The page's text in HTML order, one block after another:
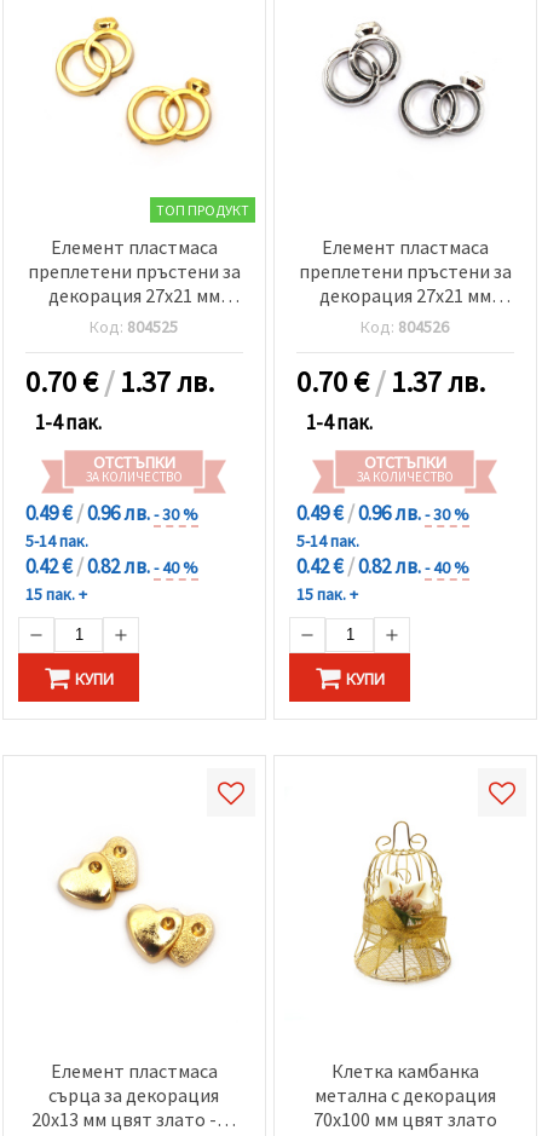
ТОП ПРОДУКТ
Елемент пластмаса
преплетени пръстени за
декорация 27x21 мм
цвят злато -10 броя
Код: 804525
0.70€/1.37 лв.
1-4 пак.
ОТСТЪПКИ
ЗА КОЛИЧЕСТВО
0.49 €/0.96 лв.- 30 %
5-14 пак.
0.42 €/0.82 лв.- 40 %
15 пак. +
КУПИ
Елемент пластмаса
преплетени пръстени за
декорация 27x21 мм
цвят сребро -10 броя
Код: 804526
0.70€/1.37 лв.
1-4 пак.
ОТСТЪПКИ
ЗА КОЛИЧЕСТВО
0.49 €/0.96 лв.- 30 %
5-14 пак.
0.42 €/0.82 лв.- 40 %
15 пак. +
КУПИ
Елемент пластмаса
сърца за декорация
20x13 мм цвят злато -10
Клетка камбанка
метална с декорация
70x100 мм цвят злато